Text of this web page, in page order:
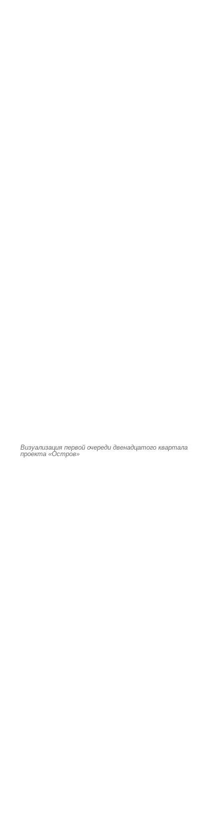
Визуализация первой очереди двенадцатого квартала
проекта «Остров»